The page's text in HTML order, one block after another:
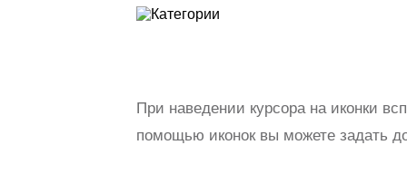
При наведении курсора на иконки
помощью иконок вы можете задать